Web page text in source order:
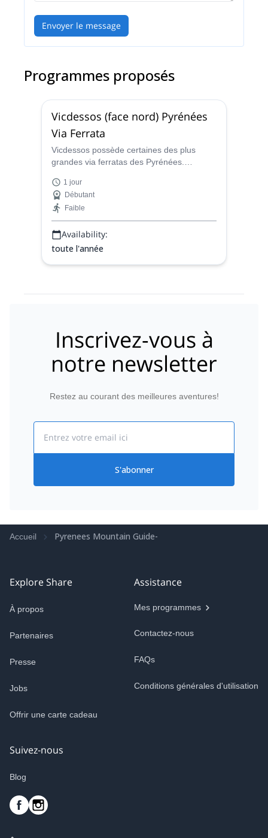
Envoyer le message
Programmes proposés
Vicdessos (face nord) Pyrénées
Via Ferrata
Vicdessos possède certaines des plus
grandes via ferratas des Pyrénées.
cette journée amusante sur la face nord de
Vicdessos.
1 jour
Débutant
Faible
Availability:
toute l'année
Inscrivez-vous à
notre newsletter
Restez au courant des meilleures aventures!
S'abonner
Accueil Pyrenees Mountain Guide-
Explore Share
À propos
Partenaires
Presse
Jobs
Offrir une carte cadeau
Assistance
Mes programmes
Contactez-nous
FAQs
Conditions générales d'utilisation
Suivez-nous
Blog